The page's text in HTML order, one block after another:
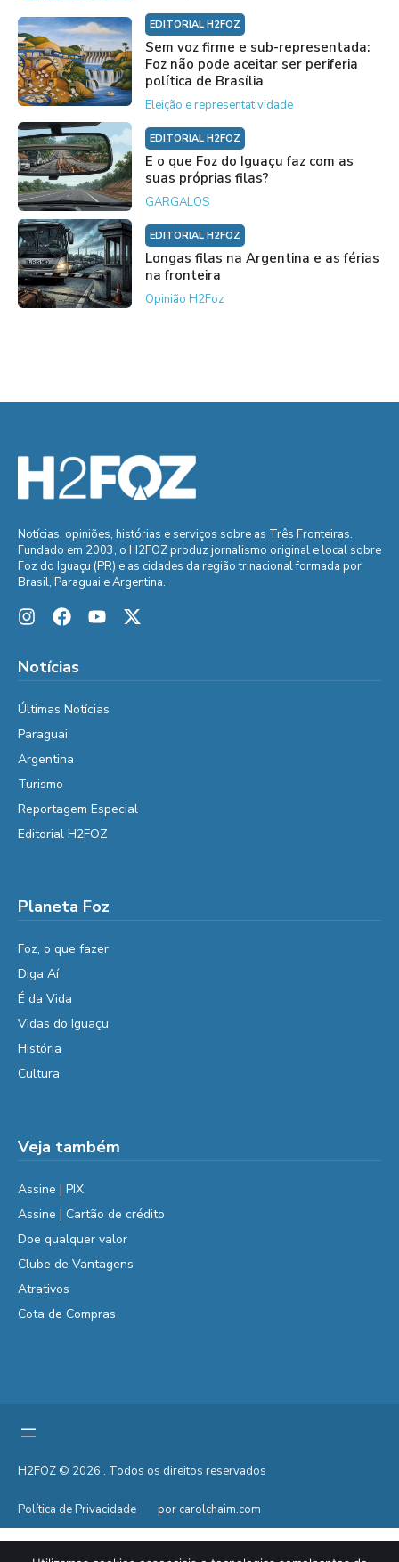
EDITORIAL H2FOZ
Sem voz firme e sub-representada:
Foz não pode aceitar ser periferia
política de Brasília
Eleição e representatividade
EDITORIAL H2FOZ
E o que Foz do Iguaçu faz com as
suas próprias filas?
GARGALOS
EDITORIAL H2FOZ
Longas filas na Argentina e as férias
na fronteira
Opinião H2Foz
Notícias, opiniões, histórias e serviços sobre as Três Fronteiras.
Fundado em 2003, o H2FOZ produz jornalismo original e local sobre
Foz do Iguaçu (PR) e as cidades da região trinacional formada por
Brasil, Paraguai e Argentina.
Notícias
Últimas Notícias
Paraguai
Argentina
Turismo
Reportagem Especial
Editorial H2FOZ
Planeta Foz
Foz, o que fazer
Diga Aí
É da Vida
Vidas do Iguaçu
História
Cultura
Veja também
Assine | PIX
Assine | Cartão de crédito
Doe qualquer valor
Clube de Vantagens
Atrativos
Cota de Compras
H2FOZ © 2026 . Todos os direitos reservados
Política de Privacidade por carolchaim.com